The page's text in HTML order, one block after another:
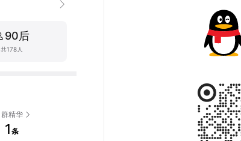
90后
共178人
群精华
1 条